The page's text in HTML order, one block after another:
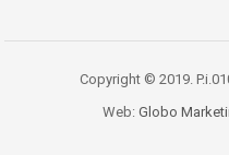
Copyright © 2019.
Web: Globo